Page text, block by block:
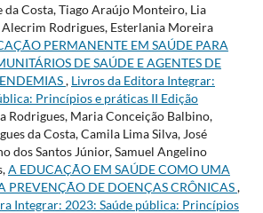
da Costa, Tiago Araújo Monteiro, Lia
Alecrim Rodrigues, Esterlania Moreira
PERMANENTE EM SAÚDE PARA
DE SAÚDE E AGENTES DE
, Livros da Editora Integrar:
Princípios e práticas II Edição
Rodrigues, Maria Conceição Balbino,
da Costa, Camila Lima Silva, José
dos Santos Júnior, Samuel Angelino
A EDUCAÇÃO EM SAÚDE COMO UMA
PREVENÇÃO DE DOENÇAS CRÔNICAS,
Integrar: 2023: Saúde pública: Princípios